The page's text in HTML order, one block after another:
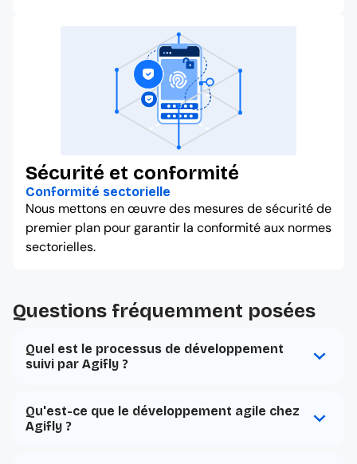
Sécurité et conformité
Conformité sectorielle
Nous mettons en œuvre des mesures de sécurité de
premier plan pour garantir la conformité aux normes
sectorielles.
Questions fréquemment posées
Quel est le processus de développement
suivi par Agifly ?
Qu'est-ce que le développement agile chez
Agifly ?